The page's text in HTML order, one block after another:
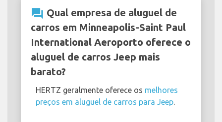
question_answer Qual empresa de aluguel de
carros em Minneapolis-Saint Paul
International Aeroporto oferece o
aluguel de carros Jeep mais
barato?
HERTZ geralmente oferece os melhores
preços em aluguel de carros para Jeep.